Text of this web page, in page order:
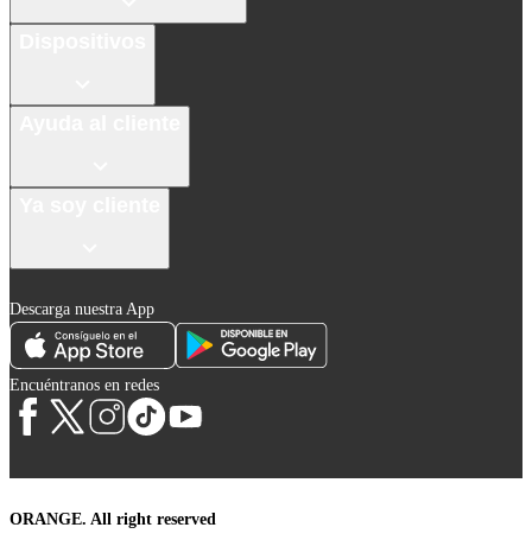
Descarga nuestra App
Encuéntranos en redes
ORANGE. All right reserved